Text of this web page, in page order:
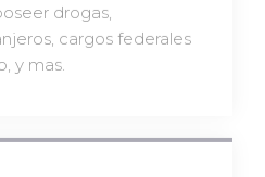
drogas,
cargos federales
y mas.